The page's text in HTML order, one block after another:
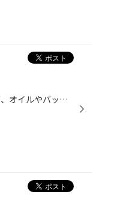
「車検」を取り扱っていることをご存じですか？ タイヤだけではなく、オイルやバッテリー交換など、メンテナンスも幅広く手掛けており、 車検も安心して、当店におまかせいただくことができます！ まずはお客様のおクルマに貼ってある「車検シール」を確認しましょう！ 特に車検シールが「3月・4月...